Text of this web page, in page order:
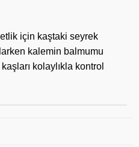
için kaştaki seyrek
kalemin balmumu
kolaylıkla kontrol